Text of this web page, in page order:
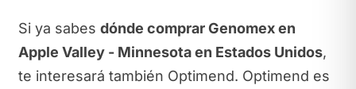
Si ya sabes dónde comprar Genomex en
Apple Valley - Minnesota en Estados Unidos,
te interesará también Optimend. Optimend es